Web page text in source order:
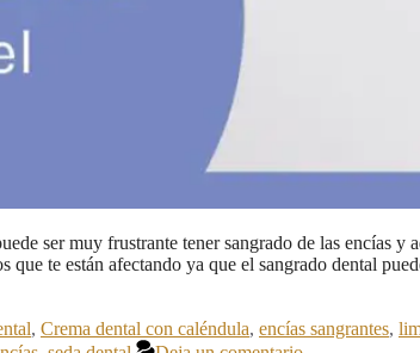
ser muy frustrante tener sangrado de las encías
que te están afectando ya que el sangrado dental
, Crema dental con caléndula, encías sangrantes,